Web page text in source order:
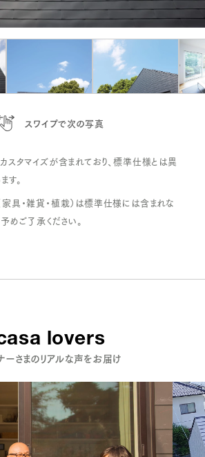
スワイプで次の写真
スタマイズが含まれており、標準仕様とは異
す。
具・雑貨・植栽）は標準仕様には含まれな
めご了承ください。
lovers
ーさまのリアルな声をお届け